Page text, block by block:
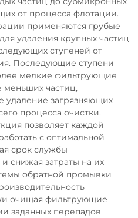
от процесса флотации.
применяются грубые
удаления крупных частиц
ступеней от
Последующие ступени
мелкие фильтрующие
меньших частиц,
удаление загрязняющих
процесса очистки.
позволяет каждой
с оптимальной
срок службы
снижая затраты на их
обратной промывки
очищая фильтрующие
заданных перепадов